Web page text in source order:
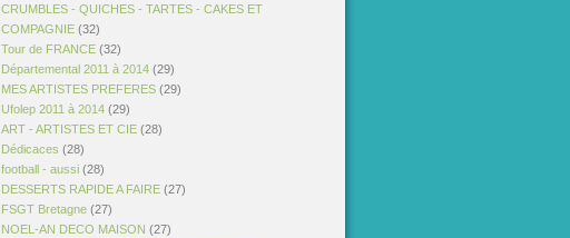
CRUMBLES - QUICHES - TARTES - CAKES ET
COMPAGNIE (32)
Tour de FRANCE (32)
Départemental 2011 à 2014 (29)
MES ARTISTES PREFERES (29)
Ufolep 2011 à 2014 (29)
ART - ARTISTES ET CIE (28)
Dédicaces (28)
football - aussi (28)
DESSERTS RAPIDE A FAIRE (27)
FSGT Bretagne (27)
NOEL-AN DECO MAISON (27)